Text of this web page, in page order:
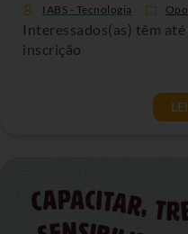
IABS - Tecnologia
Interessados(as) têm
inscrição